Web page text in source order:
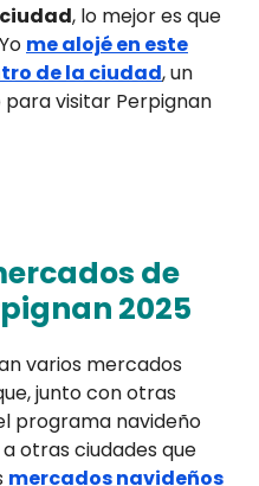
, lo mejor es que
me alojé en este
de la ciudad, un
visitar Perpignan
de
2025
varios mercados
junto con otras
programa navideño
otras ciudades que
mercados navideños